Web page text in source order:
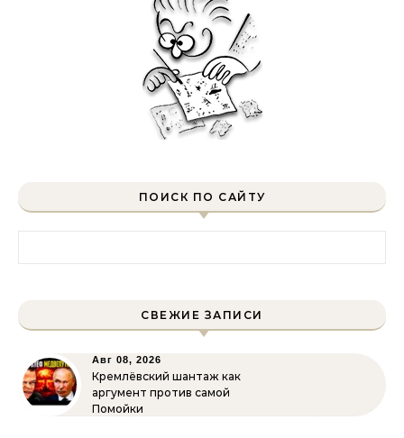
ПОИСК ПО САЙТУ
СВЕЖИЕ ЗАПИСИ
Авг 08, 2026
Кремлёвский шантаж как
аргумент против самой
Помойки